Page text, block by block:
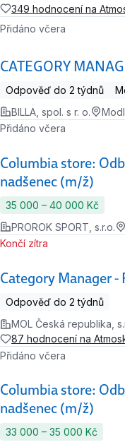
349 hodnocení na
CATEGORY
Přidáno včera
Odpověď do 2 týdnů
BILLA, spol. s r. o.
Columbia store:
nadšenec (m/ž)
Přidáno včera
35 000 ‍–‍ 40 000 Kč
PROROK SPORT, s.r.o.
Category Manager -
Končí zítra
Odpověď do 2 týdnů
MOL Česká republika,
87 hodnocení na
Columbia store:
nadšenec (m/ž)
Přidáno včera
33 000 ‍–‍ 35 000 Kč